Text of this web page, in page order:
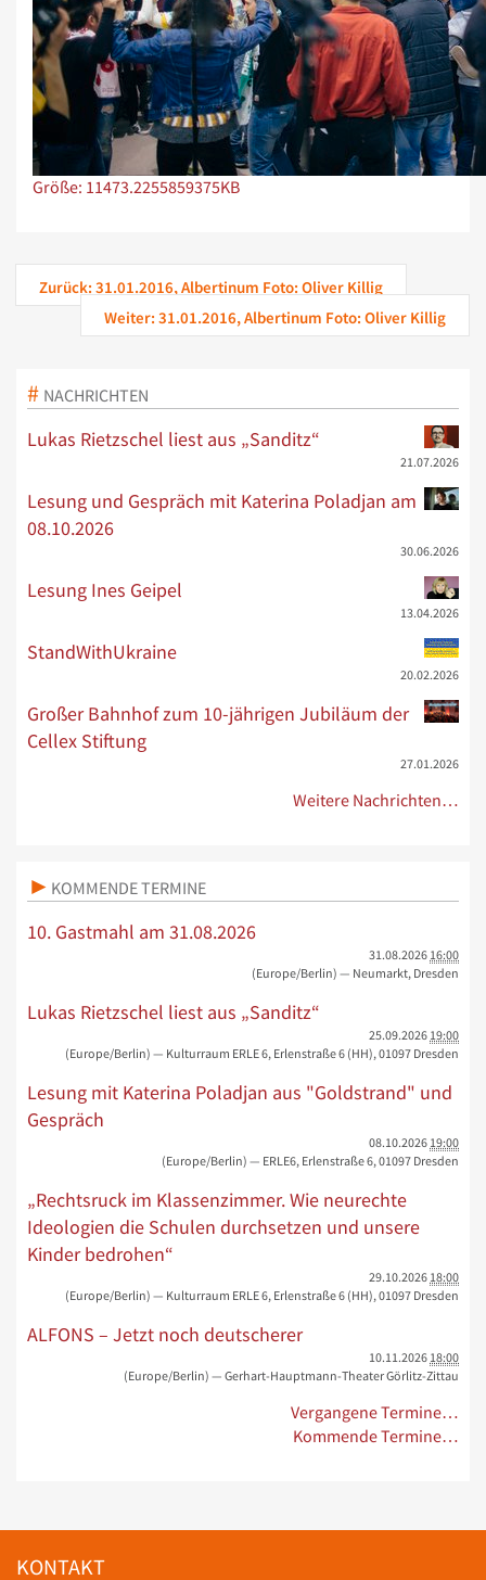
Zeige Bild in voller Größe…
Größe: 11473.2255859375KB
Zurück: 31.01.2016, Albertinum Foto: Oliver Killig
Weiter: 31.01.2016, Albertinum Foto: Oliver Killig
NACHRICHTEN
Lukas Rietzschel liest aus „Sanditz“
21.07.2026
Lesung und Gespräch mit Katerina Poladjan am
08.10.2026
30.06.2026
Lesung Ines Geipel
13.04.2026
StandWithUkraine
20.02.2026
Großer Bahnhof zum 10-jährigen Jubiläum der
Cellex Stiftung
27.01.2026
Weitere Nachrichten…
KOMMENDE TERMINE
10. Gastmahl am 31.08.2026
31.08.2026 16:00
(Europe/Berlin) — Neumarkt, Dresden
Lukas Rietzschel liest aus „Sanditz“
25.09.2026 19:00
(Europe/Berlin) — Kulturraum ERLE 6, Erlenstraße 6 (HH), 01097 Dresden
Lesung mit Katerina Poladjan aus "Goldstrand" und
Gespräch
08.10.2026 19:00
(Europe/Berlin) — ERLE6, Erlenstraße 6, 01097 Dresden
„Rechtsruck im Klassenzimmer. Wie neurechte
Ideologien die Schulen durchsetzen und unsere
Kinder bedrohen“
29.10.2026 18:00
(Europe/Berlin) — Kulturraum ERLE 6, Erlenstraße 6 (HH), 01097 Dresden
ALFONS – Jetzt noch deutscherer
10.11.2026 18:00
(Europe/Berlin) — Gerhart-Hauptmann-Theater Görlitz-Zittau
Vergangene Termine…
Kommende Termine…
KONTAKT